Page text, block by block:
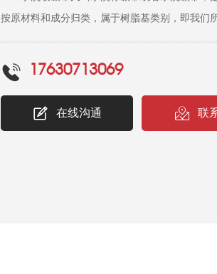
按原材料和成分归类，属于树脂基类别，即我
洗涤后，依然保持清晰图像，连续打印时，无
洗标签，特种包裹标签，服装面料标签，地毯
17630713069
在线沟通 联